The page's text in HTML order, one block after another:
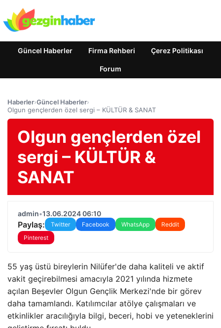
Güncel Haberler Firma Rehberi Çerez Politikası
Forum
Haberler›Güncel Haberler›
Olgun gençlerden özel sergi – KÜLTÜR & SANAT
Olgun gençlerden özel
sergi – KÜLTÜR &
SANAT
admin•13.06.2024 06:10
Paylaş: Twitter Facebook WhatsApp
Reddit
Pinterest
55 yaş üstü bireylerin Nilüfer'de daha kaliteli ve aktif
vakit geçirebilmesi amacıyla 2021 yılında hizmete
açılan Beşevler Olgun Gençlik Merkezi'nde bir görev
daha tamamlandı. Katılımcılar atölye çalışmaları ve
etkinlikler aracılığıyla bilgi, beceri, hobi ve yeteneklerini